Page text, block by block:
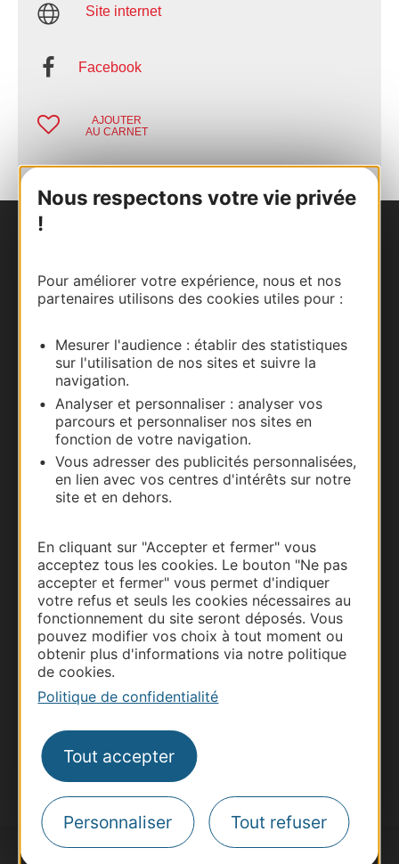
Nous respectons votre vie privée
!
Pour améliorer votre expérience, nous et nos
partenaires utilisons des cookies utiles pour :
Mesurer l'audience : établir des statistiques
sur l'utilisation de nos sites et suivre la
navigation.
Analyser et personnaliser : analyser vos
parcours et personnaliser nos sites en
fonction de votre navigation.
Vous adresser des publicités personnalisées,
en lien avec vos centres d'intérêts sur notre
site et en dehors.
En cliquant sur "Accepter et fermer" vous
acceptez tous les cookies. Le bouton "Ne pas
accepter et fermer" vous permet d'indiquer
votre refus et seuls les cookies nécessaires au
fonctionnement du site seront déposés. Vous
pouvez modifier vos choix à tout moment ou
obtenir plus d'informations via notre politique
de cookies.
Politique de confidentialité
Tout accepter
Personnaliser Tout refuser
Site internet
Facebook
AJOUTER
AU CARNET
Carte interactive
Thermalisme
Business/Mice
Pros d'Occitanie
Site presse et d'influence
Voyagistes
Destination Sport
Inscrivez-vous à la lettre d'information
suggestions de séjours, de visites et de sorties.
Je m'abonne